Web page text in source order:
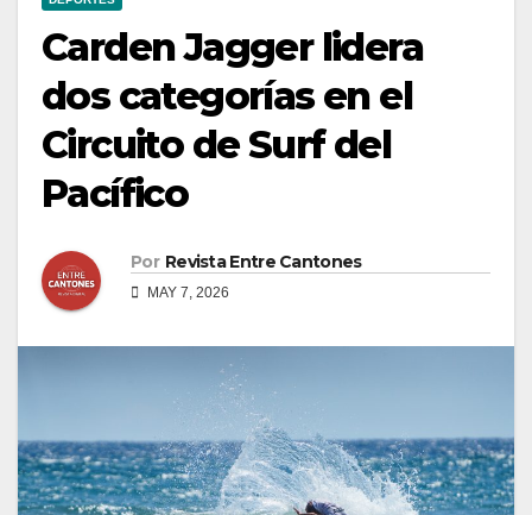
Carden Jagger lidera
dos categorías en el
Circuito de Surf del
Pacífico
Por Revista Entre Cantones
MAY 7, 2026